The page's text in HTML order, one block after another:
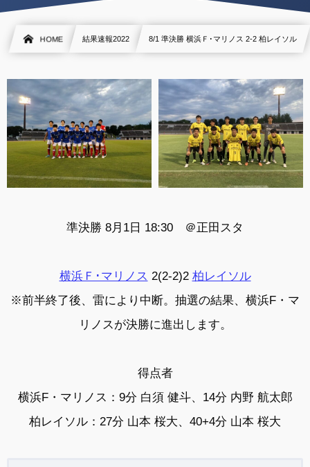
HOME 結果速報2022 8/1 準決勝 横浜Ｆ･マリノス 2-2 柏レイソル
準決勝 8月1日 18:30 ＠正田スタ
横浜Ｆ･マリノス 2(2-2)2 柏レイソル
※前半終了後、雷により中断。抽選の結果、横浜F・マ
リノスが決勝に進出します。
得点者
横浜F・マリノス：9分 白須 健斗、14分 内野 航太郎
柏レイソル：27分 山本 桜大、40+4分 山本 桜大